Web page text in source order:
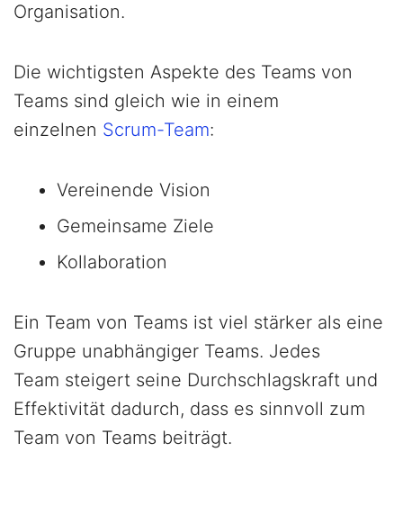
Organisation.
Die wichtigsten Aspekte des Teams von
Teams sind gleich wie in einem
einzelnen Scrum-Team:
Vereinende Vision
Gemeinsame Ziele
Kollaboration
Ein Team von Teams ist viel stärker als eine
Gruppe unabhängiger Teams. Jedes
Team steigert seine Durchschlagskraft und
Effektivität dadurch, dass es sinnvoll zum
Team von Teams beiträgt.